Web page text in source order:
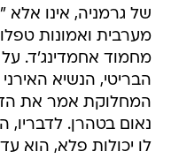
של גרמניה, אינו
מערבית ואמונות
מחמוד אחמדינג'ד. על
הבריטי, הנשיא
המחלוקת אמר את
נאום בטהרן. לדבריו,
לו יכולות פלא, הוא